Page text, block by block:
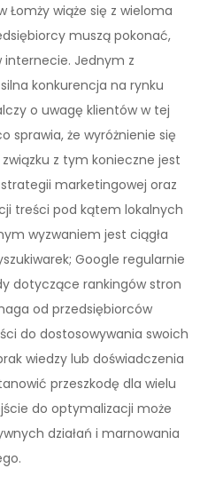
Łomży wiąże się z wieloma
muszą pokonać,
internecie. Jednym z
konkurencja na rynku
o uwagę klientów w tej
sprawia, że wyróżnienie się
z tym konieczne jest
marketingowej oraz
treści pod kątem lokalnych
wyzwaniem jest ciągła
Google regularnie
dotyczące rankingów stron
od przedsiębiorców
do dostosowywania swoich
wiedzy lub doświadczenia
przeszkodę dla wielu
do optymalizacji może
działań i marnowania